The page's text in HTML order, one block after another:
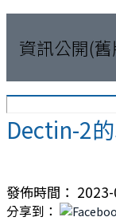
資訊公開(舊
Dectin-2
發佈時間：
分享到：